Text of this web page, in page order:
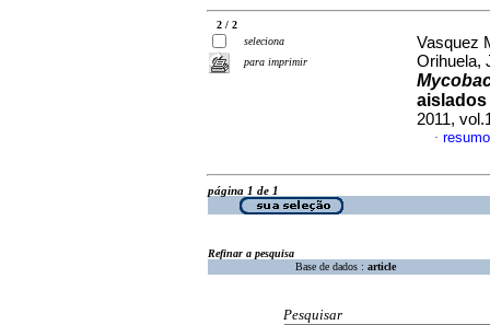
2 / 2
seleciona
para imprimir
Vasquez
Orihuela,
2011,
·
página 1 de 1
Refinar a pesquisa
Base de dados : article
Pesquisar